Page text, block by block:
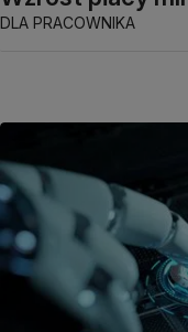
DLA PRACOWNIKA